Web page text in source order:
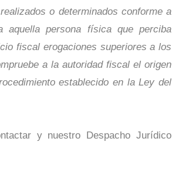
o determinados conforme a
persona física que perciba
fiscal erogaciones superiores a los
a la autoridad fiscal el origen
establecido en la Ley del
y nuestro Despacho Jurídico